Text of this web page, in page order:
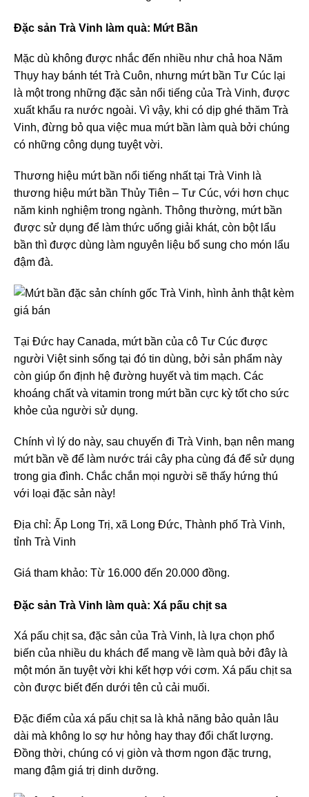
Đặc sản Trà Vinh làm quà: Mứt Bần
Mặc dù không được nhắc đến nhiều như chả hoa Năm
Thụy hay bánh tét Trà Cuôn, nhưng mứt bần Tư Cúc lại
là một trong những đặc sản nổi tiếng của Trà Vinh, được
xuất khẩu ra nước ngoài. Vì vậy, khi có dịp ghé thăm Trà
Vinh, đừng bỏ qua việc mua mứt bần làm quà bởi chúng
có những công dụng tuyệt vời.
Thương hiệu mứt bần nổi tiếng nhất tại Trà Vinh là
thương hiệu mứt bần Thủy Tiên – Tư Cúc, với hơn chục
năm kinh nghiệm trong ngành. Thông thường, mứt bần
được sử dụng để làm thức uống giải khát, còn bột lẩu
bần thì được dùng làm nguyên liệu bổ sung cho món lẩu
đậm đà.
Tại Đức hay Canada, mứt bần của cô Tư Cúc được
người Việt sinh sống tại đó tin dùng, bởi sản phẩm này
còn giúp ổn định hệ đường huyết và tim mạch. Các
khoáng chất và vitamin trong mứt bần cực kỳ tốt cho sức
khỏe của người sử dụng.
Chính vì lý do này, sau chuyến đi Trà Vinh, bạn nên mang
mứt bần về để làm nước trái cây pha cùng đá để sử dụng
trong gia đình. Chắc chắn mọi người sẽ thấy hứng thú
với loại đặc sản này!
Địa chỉ: Ấp Long Trị, xã Long Đức, Thành phố Trà Vinh,
tỉnh Trà Vinh
Giá tham khảo: Từ 16.000 đến 20.000 đồng.
Đặc sản Trà Vinh làm quà: Xá pấu chịt sa
Xá pấu chịt sa, đặc sản của Trà Vinh, là lựa chọn phổ
biến của nhiều du khách để mang về làm quà bởi đây là
một món ăn tuyệt vời khi kết hợp với cơm. Xá pấu chịt sa
còn được biết đến dưới tên củ cải muối.
Đặc điểm của xá pấu chịt sa là khả năng bảo quản lâu
dài mà không lo sợ hư hỏng hay thay đổi chất lượng.
Đồng thời, chúng có vị giòn và thơm ngon đặc trưng,
mang đậm giá trị dinh dưỡng.